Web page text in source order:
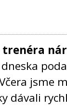
trenéra
jsme
dávali